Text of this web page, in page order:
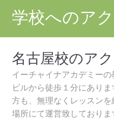
学校へのア
名古屋校のア
イーチャイナアカデミー
ビルから徒歩１分にあり
方も、無理なくレッスン
場所にて運営致しておりま